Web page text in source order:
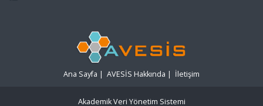
Ana Sayfa | AVESİS Hakkında | İletişim
Akademik Veri Yönetim Sistemi